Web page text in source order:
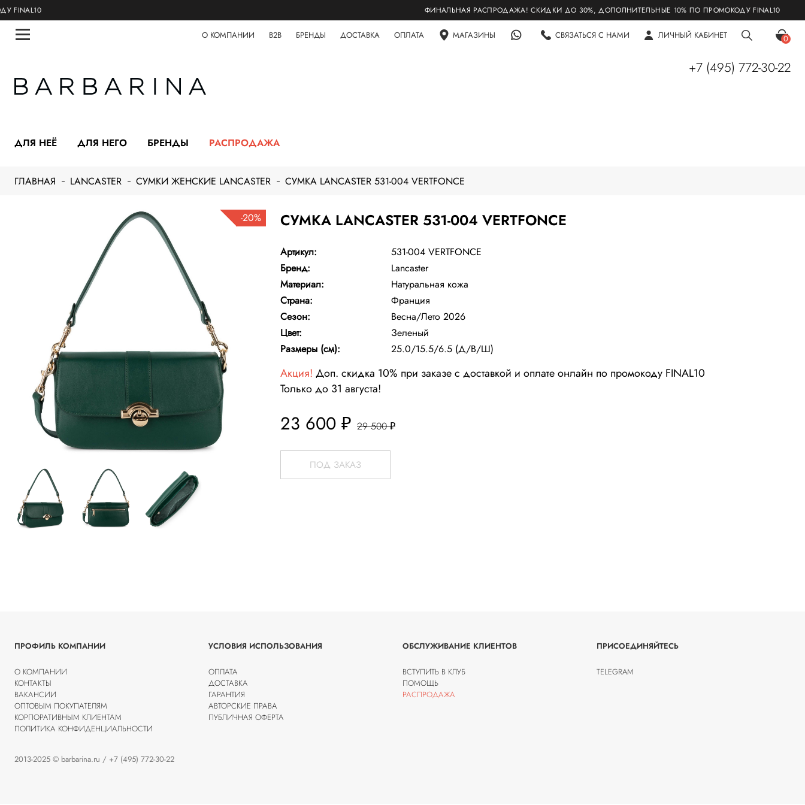
ФИНАЛЬНАЯ РАСПРОДАЖА! СКИДКИ ДО 30%, ДОПОЛНИТЕЛЬНЫЕ 10% ПО ПРОМОКОДУ FINAL10
О КОМПАНИИ B2B БРЕНДЫ ДОСТАВКА ОПЛАТА МАГАЗИНЫ СВЯЗАТЬСЯ С НАМИ ЛИЧНЫЙ КАБИНЕТ 0
+7 (495) 772-30-22
ДЛЯ НЕЁ ДЛЯ НЕГО БРЕНДЫ РАСПРОДАЖА
ГЛАВНАЯ LANCASTER СУМКИ ЖЕНСКИЕ LANCASTER СУМКА LANCASTER 531-004 VERTFONCE
-20% СУМКА LANCASTER 531-004 VERTFONCE
Артикул:
531-004 VERTFONCE
Бренд:
Lancaster
Материал:
Натуральная кожа
Страна:
Франция
Сезон:
Весна/Лето 2026
Цвет:
Зеленый
Размеры (см):
25.0/15.5/6.5 (Д/В/Ш)
Акция! Доп. скидка 10% при заказе с доставкой и оплате онлайн по промокоду FINAL10
Только до 31 августа!
23 600 ₽ 29 500 ₽
ПОД ЗАКАЗ
ПРОФИЛЬ КОМПАНИИ
О КОМПАНИИ
КОНТАКТЫ
ВАКАНСИИ
ОПТОВЫМ ПОКУПАТЕЛЯМ
КОРПОРАТИВНЫМ КЛИЕНТАМ
ПОЛИТИКА КОНФИДЕНЦИАЛЬНОСТИ
УСЛОВИЯ ИСПОЛЬЗОВАНИЯ
ОПЛАТА
ДОСТАВКА
ГАРАНТИЯ
АВТОРСКИЕ ПРАВА
ПУБЛИЧНАЯ ОФЕРТА
ОБСЛУЖИВАНИЕ КЛИЕНТОВ
ВСТУПИТЬ В КЛУБ
ПОМОЩЬ
РАСПРОДАЖА
ПРИСОЕДИНЯЙТЕСЬ
TELEGRAM
2013-2025 © barbarina.ru / +7 (495) 772-30-22